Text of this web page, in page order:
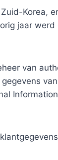
Korea,
jaar
van